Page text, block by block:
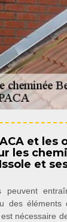
et les
les
et
peuvent
des
nécessaire